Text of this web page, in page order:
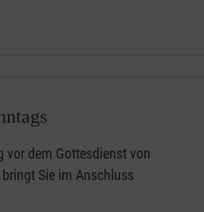
vor dem Gottesdienst von
Sie im Anschluss